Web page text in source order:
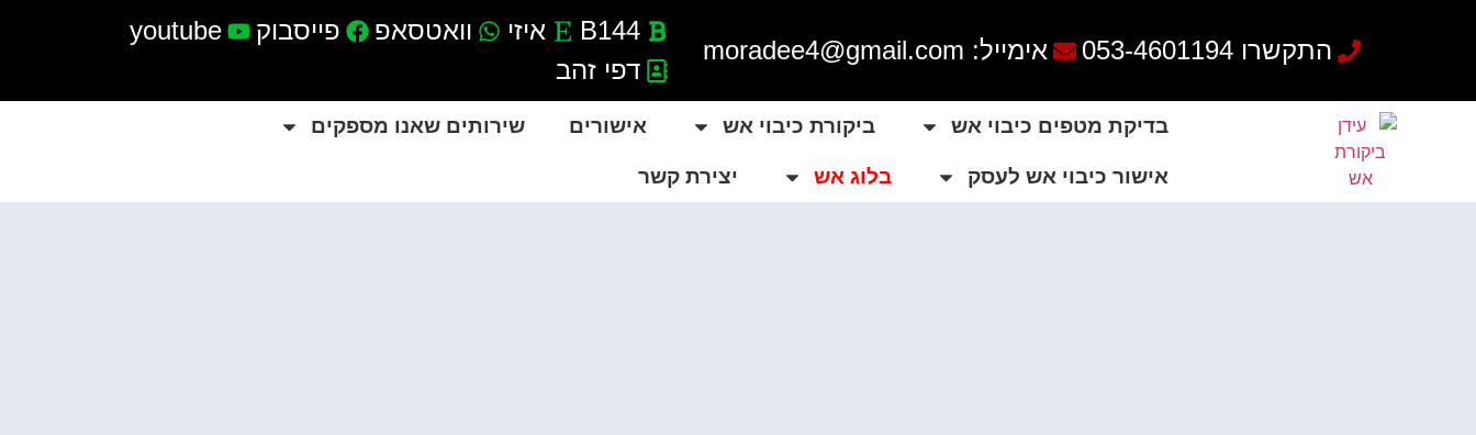
בִּקְלִיק
התקשרו 053-4601194 אימייל: moradee4@gmail.com
B144 איזי וואטסאפ פייסבוק
youtube
דפי זהב
בדיקת מטפים כיבוי אש ביקורת כיבוי אש אישורים שירותים שאנו מספקים
אישור כיבוי אש לעסק בלוג אש יצירת קשר